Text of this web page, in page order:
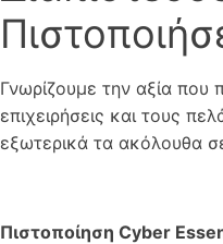
Γνωρίζουμε την αξία που
επιχειρήσεις και τους
εξωτερικά τα ακόλουθα
Πιστοποίηση Cyber